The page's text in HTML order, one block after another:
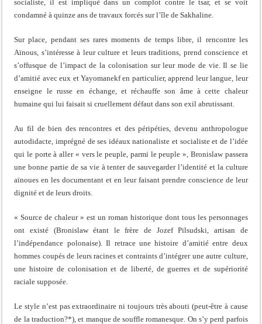
socialiste, il est impliqué dans un complot contre le tsar, et se voit
condamné à quinze ans de travaux forcés sur l’île de Sakhaline.
Sur place, pendant ses rares moments de temps libre, il rencontre les
Aïnous, s’intéresse à leur culture et leurs traditions, prend conscience et
s’offusque de l’impact de la colonisation sur leur mode de vie. Il se lie
d’amitié avec eux et Yayomanekf en particulier, apprend leur langue, leur
enseigne le russe en échange, et réchauffe son âme à cette chaleur
humaine qui lui faisait si cruellement défaut dans son exil abrutissant.
Au fil de bien des rencontres et des péripéties, devenu anthropologue
autodidacte, imprégné de ses idéaux nationaliste et socialiste et de l’idée
qui le porte à aller « vers le peuple, parmi le peuple », Bronislaw passera
une bonne partie de sa vie à tenter de sauvegarder l’identité et la culture
aïnoues en les documentant et en leur faisant prendre conscience de leur
dignité et de leurs droits.
« Source de chaleur » est un roman historique dont tous les personnages
ont existé (Bronislaw étant le frère de Jozef Pilsudski, artisan de
l’indépendance polonaise). Il retrace une histoire d’amitié entre deux
hommes coupés de leurs racines et contraints d’intégrer une autre culture,
une histoire de colonisation et de liberté, de guerres et de supériorité
raciale supposée.
Le style n’est pas extraordinaire ni toujours très abouti (peut-être à cause
de la traduction?*), et manque de souffle romanesque. On s’y perd parfois